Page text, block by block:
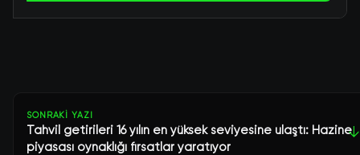
SONRAKI YAZI
Tahvil getirileri 16 yılın en yüksek seviyesine ulaştı: Hazine
piyasası oynaklığı fırsatlar yaratıyor
↓